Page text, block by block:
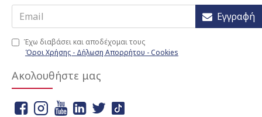
Εγγραφή
Έχω διαβάσει και αποδέχομαι τους
Όροι Χρήσης - Δήλωση Απορρήτου - Cookies
Ακολουθήστε μας